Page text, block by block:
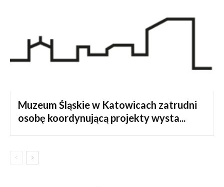
Muzeum Śląskie w Katowicach zatrudni
osobę koordynującą projekty wysta...